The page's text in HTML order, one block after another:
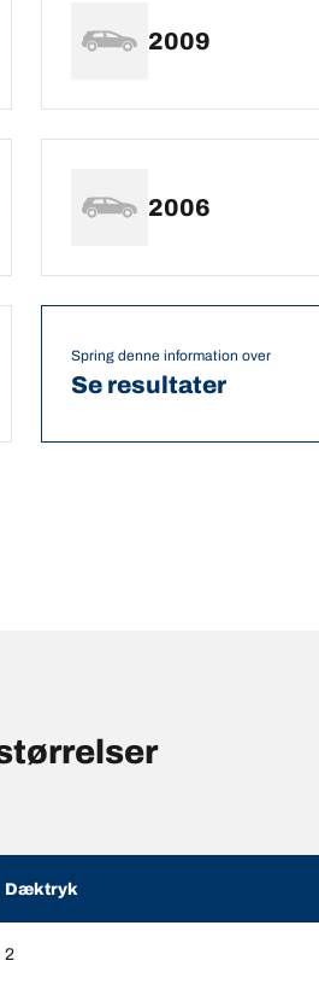
2009
2006
Spring denne information over
Se resultater
Dæktryk
2